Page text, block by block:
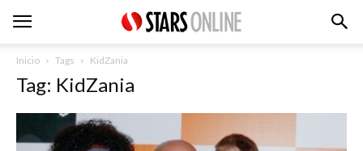
Inicio Tags KidZania
Tag: KidZania